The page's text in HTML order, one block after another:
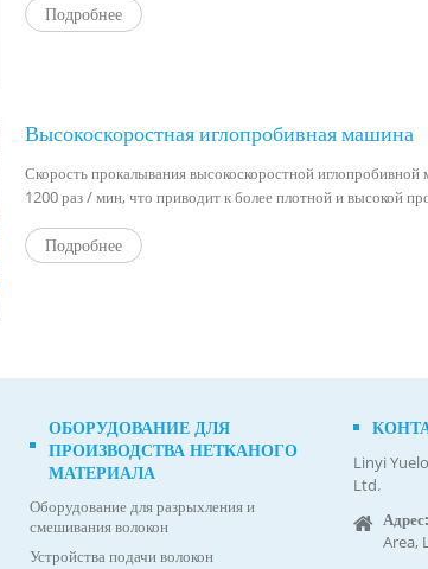
Подробнее
Высокоскоростная иглопробивная машина
Скорость прокалывания высокоскоростной
1200 раз / мин, что приводит к более плотной и высокой
Подробнее
ОБОРУДОВАНИЕ ДЛЯ
ПРОИЗВОДСТВА НЕТКАНОГО
МАТЕРИАЛА
Оборудование для разрыхления и
смешивания волокон
Устройства подачи волокон
Linyi
Ltd.
Адрес:
Area,